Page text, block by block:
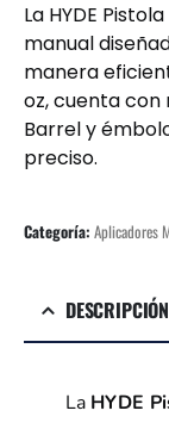
La HYDE
manual
manera
oz, cuenta con
Barrel y
preciso.
Categoría:Aplicadores
DESCRIPCIÓN
La HYDE